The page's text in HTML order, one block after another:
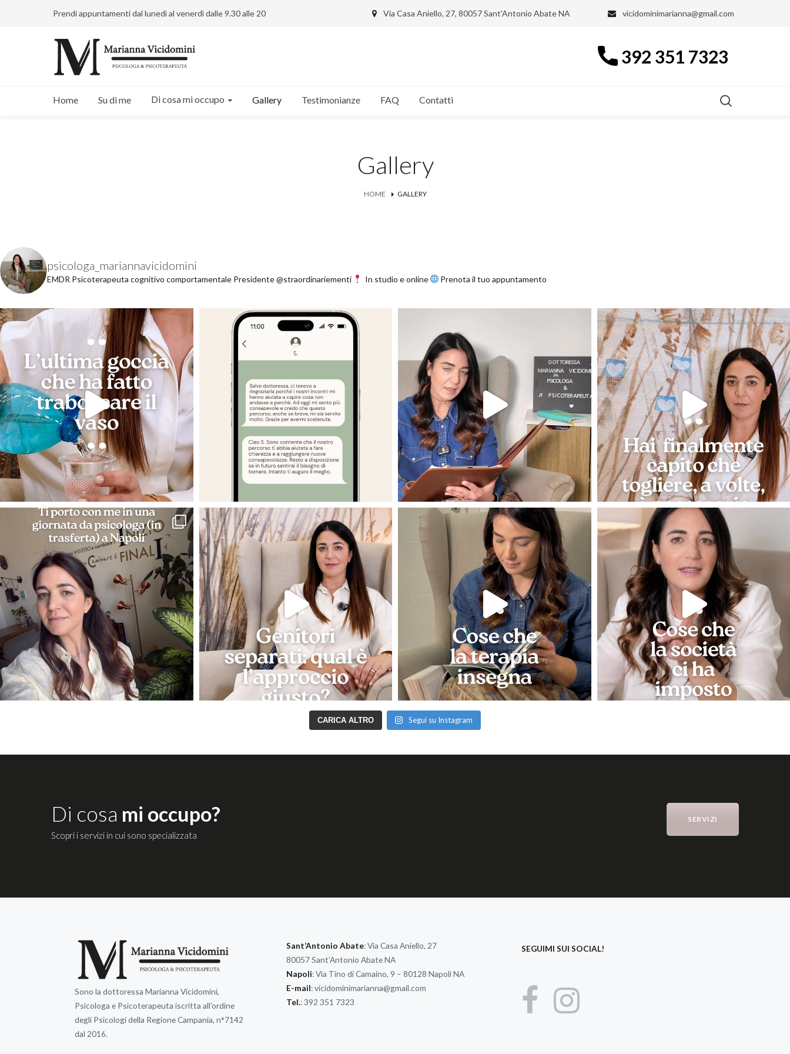
Prendi appuntamenti dal lunedì al venerdì dalle 9.30 alle 20 Via Casa Aniello, 27, 80057 Sant'Antonio Abate NA vicidominimarianna@gmail.com
392 351 7323
Home Su di me Di cosa mi occupo Gallery Testimonianze FAQ Contatti
Gallery
HOME GALLERY
psicologa_mariannavicidomini
EMDR Psicoterapeuta cognitivo comportamentale Presidente @straordinariementi In studio e online Prenota il tuo appuntamento
CARICA ALTRO Segui su Instagram
Di cosa mi occupo?
Scopri i servizi in cui sono specializzata
SERVIZI
Sono la dottoressa Marianna Vicidomini,
Psicologa e Psicoterapeuta iscritta all’ordine
degli Psicologi della Regione Campania, n°7142
dal 2016.
Sant’Antonio Abate: Via Casa Aniello, 27
80057 Sant’Antonio Abate NA
Napoli: Via Tino di Camaino, 9 – 80128 Napoli NA
E-mail:vicidominimarianna@gmail.com
Tel.: 392 351 7323
SEGUIMI SUI SOCIAL!